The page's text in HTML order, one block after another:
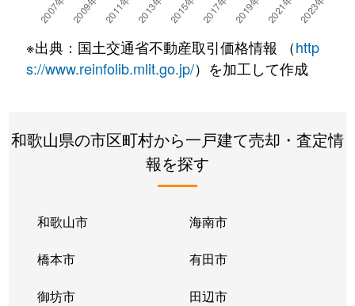
※出典：国土交通省不動産取引価格情報 （http
s://www.reinfolib.mlit.go.jp/）を加工して作成
和歌山県の市区町村から一戸建て売却・査定情
報を探す
和歌山市 海南市
橋本市 有田市
御坊市 田辺市